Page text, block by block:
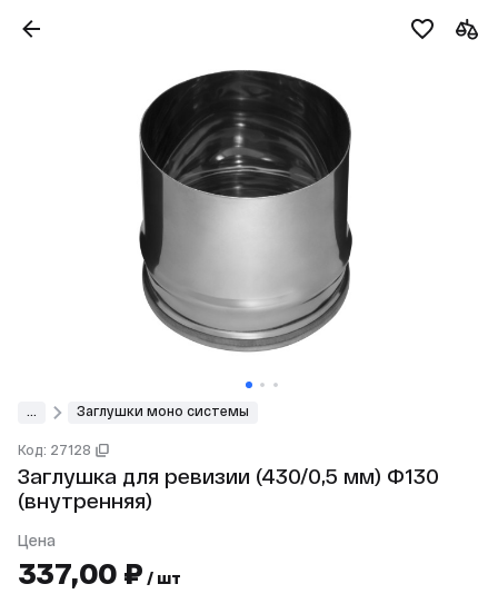
Заглушки моно системы
Код: 27128
Заглушка для ревизии (430/0,5 мм) Ф130
(внутренняя)
Цена
337,00 ₽ / шт